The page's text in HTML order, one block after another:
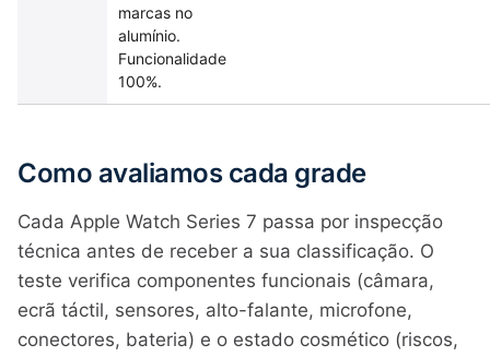
marcas no
alumínio.
Funcionalidade
100%.
Como avaliamos cada grade
Cada Apple Watch Series 7 passa por inspecção
técnica antes de receber a sua classificação. O
teste verifica componentes funcionais (câmara,
ecrã táctil, sensores, alto-falante, microfone,
conectores, bateria) e o estado cosmético (riscos,